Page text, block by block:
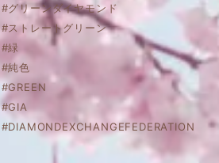
#グリーンダイヤモンド
#ストレートグリーン
#緑
#純色
#GREEN
#GIA
#DIAMONDEXCHANGEFEDERATION